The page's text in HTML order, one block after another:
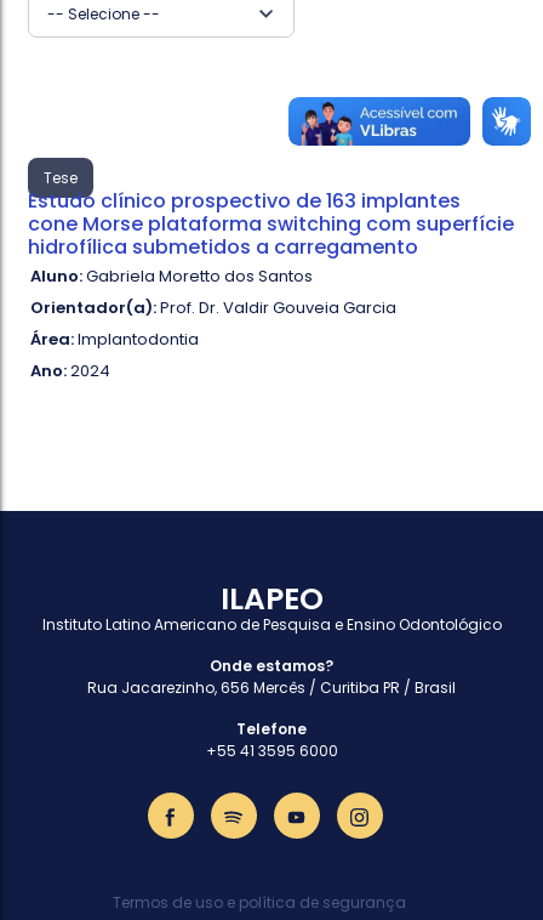
-- Selecione --
Tese
Estudo clínico prospectivo de 163 implantes
cone Morse plataforma switching com superfície
hidrofílica submetidos a carregamento
Aluno:Gabriela Moretto dos Santos
Orientador(a):Prof. Dr. Valdir Gouveia Garcia
Área:Implantodontia
Ano:2024
ILAPEO
Instituto Latino Americano de Pesquisa e Ensino Odontológico
Onde estamos?
Rua Jacarezinho, 656 Mercês / Curitiba PR / Brasil
Telefone
+55 41 3595 6000
Termos de uso e política de segurança